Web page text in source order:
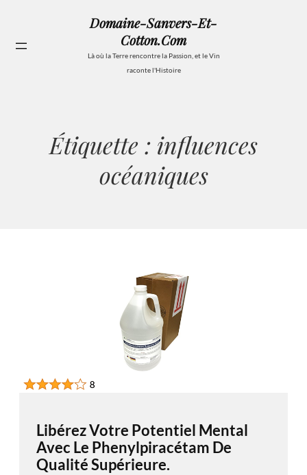
contenu
Domaine-Sanvers-Et-
Cotton.com
Là où la Terre rencontre la Passion, et le Vin
raconte l'Histoire
Étiquette : influences
océaniques
Libérez Votre Potentiel Mental
Avec Le Phenylpiracétam De
Qualité Supérieure.